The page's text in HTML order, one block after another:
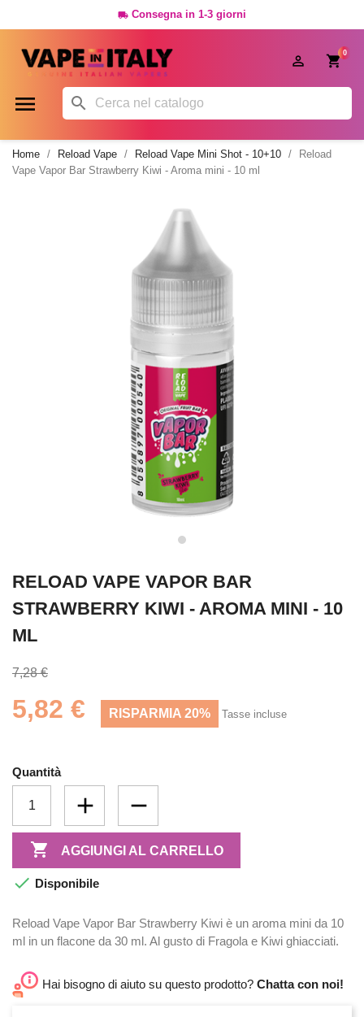
 Consegna in 1-3 giorni
0

 
Home Reload Vape Reload Vape Mini Shot - 10+10
Reload
Vape Vapor Bar Strawberry Kiwi - Aroma mini - 10 ml
RELOAD VAPE VAPOR BAR
STRAWBERRY KIWI - AROMA MINI - 10
ML
7,28 €
5,82 € RISPARMIA 20% Tasse incluse
Quantità
 AGGIUNGI AL CARRELLO
 Disponibile
Reload Vape Vapor Bar Strawberry Kiwi è un aroma mini da 10
ml in un flacone da 30 ml. Al gusto di Fragola e Kiwi ghiacciati.
Hai bisogno di aiuto su questo prodotto? Chatta con noi!